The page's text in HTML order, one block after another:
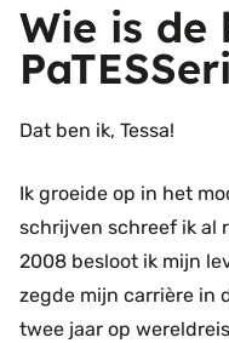
Wie is de
Dat ben ik, Tessa!
Ik groeide op in het
schrijven schreef ik al
2008 besloot ik mijn
zegde mijn carrière in
twee jaar op